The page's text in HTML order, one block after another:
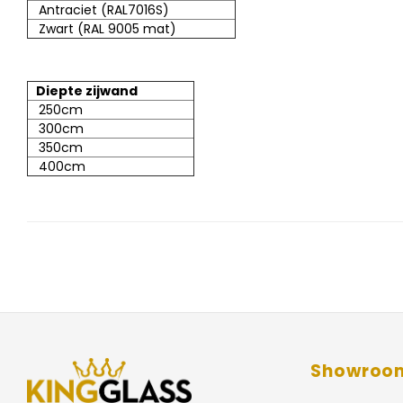
Antraciet (RAL7016S)
Zwart (RAL 9005 mat)
Diepte zijwand
250cm
300cm
350cm
400cm